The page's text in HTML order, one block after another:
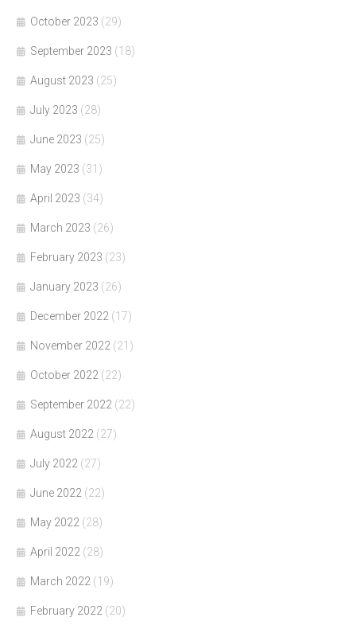
October 2023 (29)
September 2023 (18)
August 2023 (25)
July 2023 (28)
June 2023 (25)
May 2023 (31)
April 2023 (34)
March 2023 (26)
February 2023 (23)
January 2023 (26)
December 2022 (17)
November 2022 (21)
October 2022 (22)
September 2022 (22)
August 2022 (27)
July 2022 (27)
June 2022 (22)
May 2022 (28)
April 2022 (28)
March 2022 (19)
February 2022 (20)